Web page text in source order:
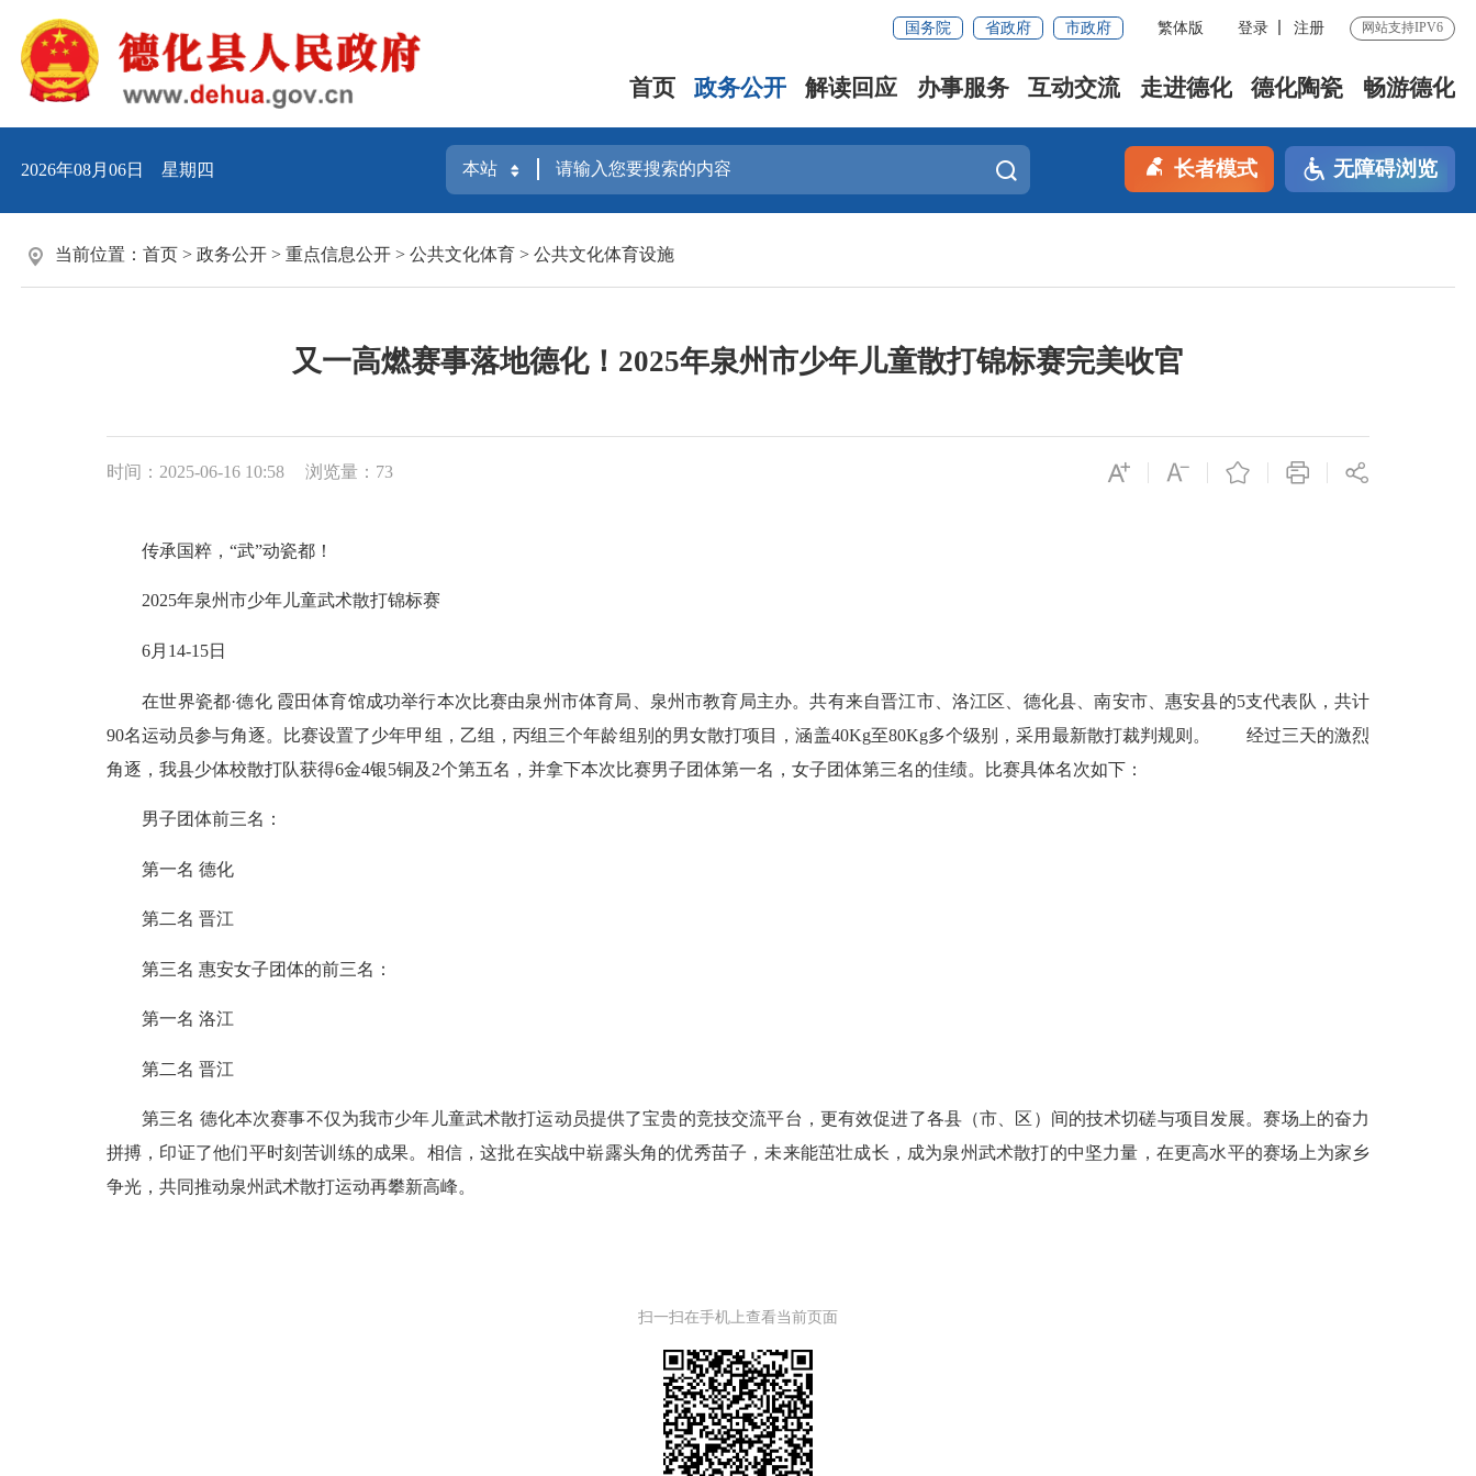
国务院 省政府 市政府 繁体版 登录 注册 网站支持IPV6
首页 政务公开 解读回应 办事服务 互动交流 走进德化 德化陶瓷 畅游德化
2026年08月06日 星期四 长者模式 无障碍浏览
当前位置： 首页 > 政务公开 > 重点信息公开 > 公共文化体育 > 公共文化体育设施
又一高燃赛事落地德化！2025年泉州市少年儿童散打锦标赛完美收官
时间：2025-06-16 10:58 浏览量： 73
传承国粹，“武”动瓷都！
2025年泉州市少年儿童武术散打锦标赛
6月14-15日
在世界瓷都·德化 霞田体育馆成功举行本次比赛由泉州市体育局、泉州市教育局主办。共有来自晋江市、洛江区、德化县、南安市、惠安县的5支代表队，共计
90名运动员参与角逐。比赛设置了少年甲组，乙组，丙组三个年龄组别的男女散打项目，涵盖40Kg至80Kg多个级别，采用最新散打裁判规则。 经过三天的激烈
角逐，我县少体校散打队获得6金4银5铜及2个第五名，并拿下本次比赛男子团体第一名，女子团体第三名的佳绩。比赛具体名次如下：
男子团体前三名：
第一名 德化
第二名 晋江
第三名 惠安女子团体的前三名：
第一名 洛江
第二名 晋江
第三名 德化本次赛事不仅为我市少年儿童武术散打运动员提供了宝贵的竞技交流平台，更有效促进了各县（市、区）间的技术切磋与项目发展。赛场上的奋力
拼搏，印证了他们平时刻苦训练的成果。相信，这批在实战中崭露头角的优秀苗子，未来能茁壮成长，成为泉州武术散打的中坚力量，在更高水平的赛场上为家乡
争光，共同推动泉州武术散打运动再攀新高峰。
扫一扫在手机上查看当前页面